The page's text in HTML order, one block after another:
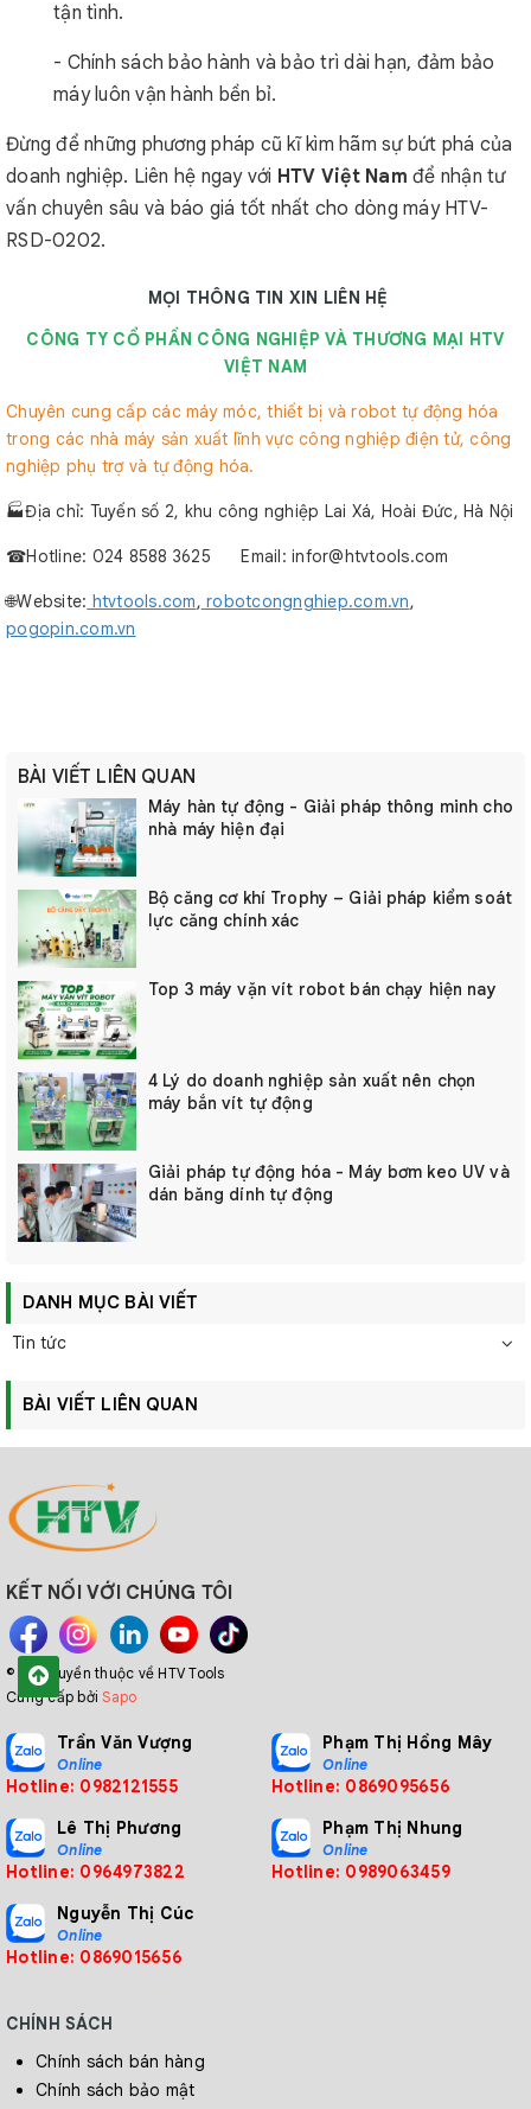
tận tình.
- Chính sách bảo hành và bảo trì dài hạn, đảm bảo
máy luôn vận hành bền bỉ.
Đừng để những phương pháp cũ kĩ kìm hãm sự bứt phá của
doanh nghiệp. Liên hệ ngay với HTV Việt Nam để nhận tư
vấn chuyên sâu và báo giá tốt nhất cho dòng máy HTV-
RSD-0202.
MỌI THÔNG TIN XIN LIÊN HỆ
CÔNG TY CỔ PHẦN CÔNG NGHIỆP VÀ THƯƠNG MẠI HTV
VIỆT NAM
Chuyên cung cấp các máy móc, thiết bị và robot tự động hóa
trong các nhà máy sản xuất lĩnh vực công nghiệp điện tử, công
nghiệp phụ trợ và tự động hóa.
🏭Địa chỉ: Tuyến số 2, khu công nghiệp Lai Xá, Hoài Đức, Hà Nội
☎︎Hotline: 024 8588 3625 Email: infor@htvtools.com
🌐Website: htvtools.com, robotcongnghiep.com.vn,
pogopin.com.vn
BÀI VIẾT LIÊN QUAN
Máy hàn tự động - Giải pháp thông minh cho
nhà máy hiện đại
Bộ căng cơ khí Trophy – Giải pháp kiểm soát
lực căng chính xác
Top 3 máy vặn vít robot bán chạy hiện nay
4 Lý do doanh nghiệp sản xuất nên chọn
máy bắn vít tự động
Giải pháp tự động hóa - Máy bơm keo UV và
dán băng dính tự động
DANH MỤC BÀI VIẾT
Tin tức
BÀI VIẾT LIÊN QUAN
KẾT NỐI VỚI CHÚNG TÔI
© Bản quyền thuộc về HTV Tools
Cung cấp bởiSapo
Trần Văn Vượng
Online
Hotline: 0982121555
Phạm Thị Hồng Mây
Online
Hotline: 0869095656
Lê Thị Phương
Online
Hotline: 0964973822
Phạm Thị Nhung
Online
Hotline: 0989063459
Nguyễn Thị Cúc
Online
Hotline: 0869015656
CHÍNH SÁCH
Chính sách bán hàng
Chính sách bảo mật